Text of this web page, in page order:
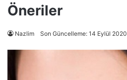
Öneriler
Nazlim Son Güncelleme: 14 Eylül 2020